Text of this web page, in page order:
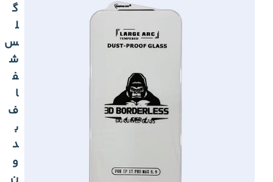
گ
ل
س
ش
ف
ا
ف
ب
د
و